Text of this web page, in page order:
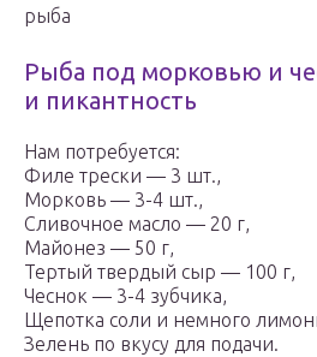
рыба
Рыба под морковью и
и пикантность
Нам потребуется:
Филе трески — 3 шт.,
Морковь — 3-4 шт.,
Сливочное масло — 20 г,
Майонез — 50 г,
Тертый твердый сыр — 100 г,
Чеснок — 3-4 зубчика,
Щепотка соли и немного
Зелень по вкусу для подачи.